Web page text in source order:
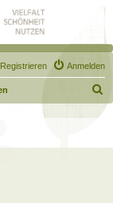
Anmelden
Registrieren
u
h